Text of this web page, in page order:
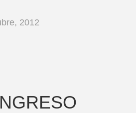
2012